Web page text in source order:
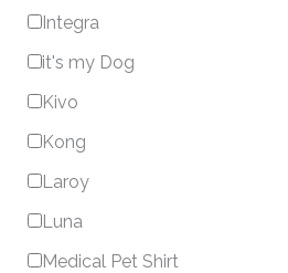
Integra
it's my Dog
Kivo
Kong
Laroy
Luna
Medical Pet Shirt